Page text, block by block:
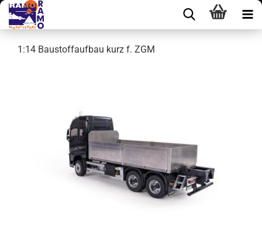
1:14 Baustoffaufbau kurz f. ZGM